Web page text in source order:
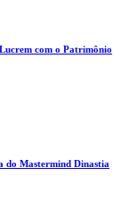
com o Patrimônio
do Mastermind Dinastia